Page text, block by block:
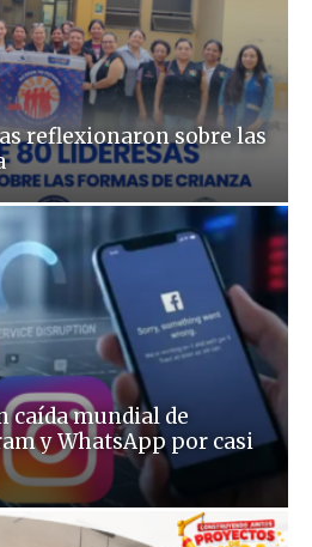
reflexionaron sobre las
caída mundial de
y WhatsApp por casi